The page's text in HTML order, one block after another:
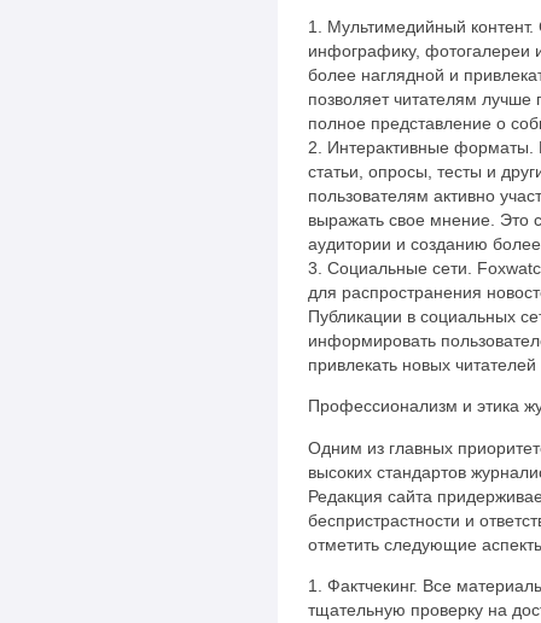
1. Мультимедийный контент.
инфографику, фотогалереи
более наглядной и
позволяет читателям лучше
полное представление о
2. Интерактивные форматы.
статьи, опросы, тесты и
пользователям активно
выражать свое мнение. Это
аудитории и созданию
3. Социальные сети.
для распространения
Публикации в социальных
информировать
привлекать новых читателей
Профессионализм и этика
Одним из главных
высоких стандартов
Редакция сайта
беспристрастности и
отметить следующие
1. Фактчекинг. Все
тщательную проверку на